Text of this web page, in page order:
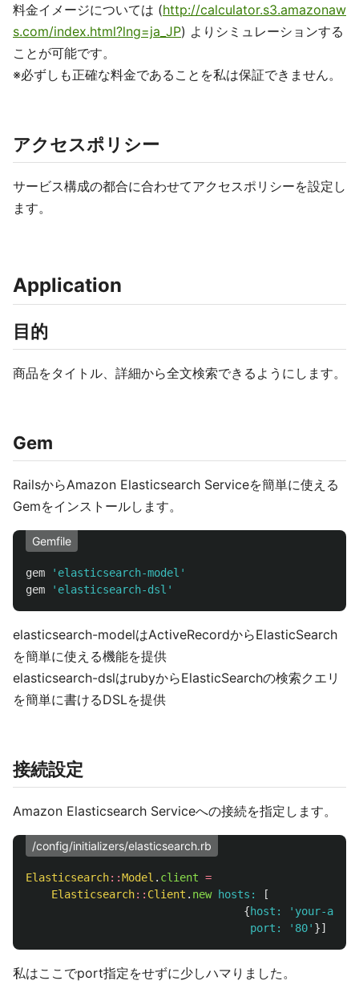
料金イメージについては (http://calculator.s3.amazonaw
s.com/index.html?lng=ja_JP) よりシミュレーションする
ことが可能です。
※必ずしも正確な料金であることを私は保証できません。
アクセスポリシー
サービス構成の都合に合わせてアクセスポリシーを設定し
ます。
Application
目的
商品をタイトル、詳細から全文検索できるようにします。
Gem
RailsからAmazon Elasticsearch Serviceを簡単に使える
Gemをインストールします。
Gemfile
gem
'elasticsearch-model'
gem
'elasticsearch-dsl'
elasticsearch-modelはActiveRecordからElasticSearch
を簡単に使える機能を提供
elasticsearch-dslはrubyからElasticSearchの検索クエリ
を簡単に書けるDSLを提供
接続設定
Amazon Elasticsearch Serviceへの接続を指定します。
/config/initializers/elasticsearch.rb
Elasticsearch::Model . client =
Elasticsearch:: Client . new hosts:
[
{host:
'your-aws-
port:
'80' }]
私はここでport指定をせずに少しハマりました。